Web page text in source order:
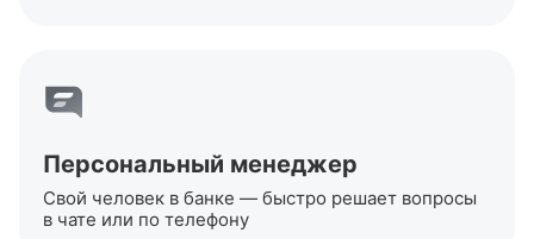
Персональный менеджер
Свой человек в банке — быстро решает вопросы
в чате или по телефону